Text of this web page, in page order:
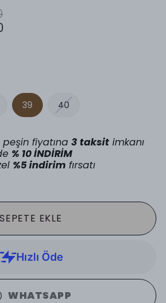
39 40
fiyatına 3 taksit imkanı
% 10 İNDİRİM
%5 indirim fırsatı
SEPETE EKLE
WHATSAPP